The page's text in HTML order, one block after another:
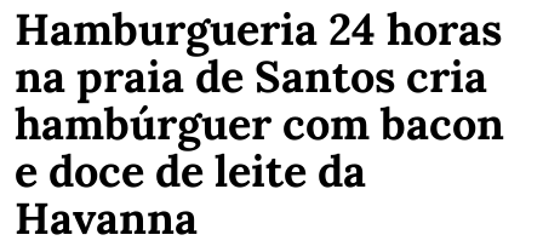
Hamburgueria 24 horas
na praia de Santos cria
hambúrguer com bacon
e doce de leite da
Havanna